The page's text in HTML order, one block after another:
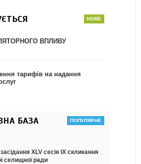
ВПЛИВУ
тарифів на надання
БАЗА
ХLV сесія ІХ скликання
селищної ради